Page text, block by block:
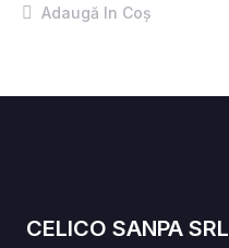
Adaugă In Coş
CELICO SANPA SRL